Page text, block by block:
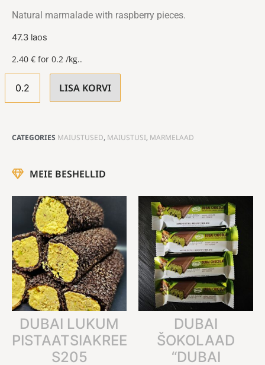
Natural marmalade with raspberry pieces.
47.3 laos
2.40 € for 0.2 /kg..
LISA KORVI
CATEGORIES MAIUSTUSED, MAIUSTUSI, MARMELAAD
MEIE BESHELLID
DUBAI LUKUM
PISTAATSIAKREEMIGA
S205
DUBAI
ŠOKOLAAD
“DUBAI